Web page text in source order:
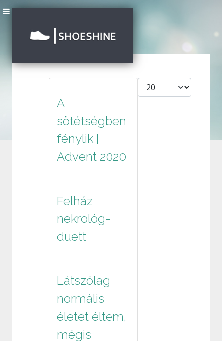
Tételek #
A
sötétségben
fénylik |
Advent 2020
Felház
nekrológ-
duett
Látszólag
normális
életet éltem,
mégis